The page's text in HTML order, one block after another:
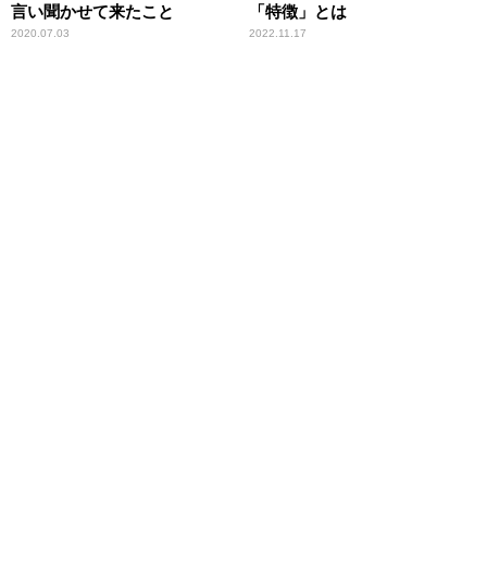
言い聞かせて来たこと
2020.07.03
「特徴」とは
2022.11.17